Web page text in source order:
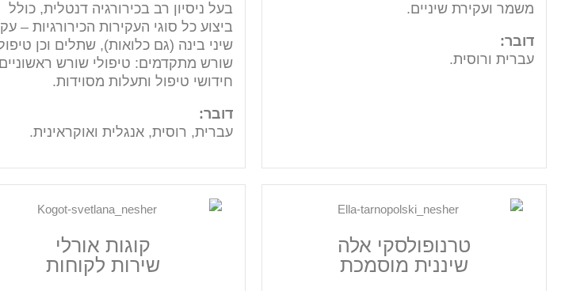
משמר ועקירת שיניים.
דובר:
עברית ורוסית.
בעל ניסיון רב בכירורגיה דנטלית, כולל
ביצוע כל סוגי העקירות הכירורגיות –
שיני בינה (גם כלואות), שתלים וכן
שורש מתקדמים: טיפולי שורש
חידושי טיפול ותעלות מסוידות.
דובר:
עברית, רוסית, אנגלית ואוקראינית.
טרנופולסקי אלה
שיננית מוסמכת
קוגות אורלי
שירות לקוחות